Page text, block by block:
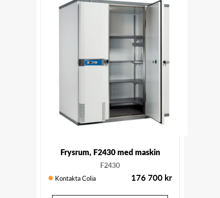
Frysrum, F2430 med maskin
F2430
Kontakta Colia 176 700 kr